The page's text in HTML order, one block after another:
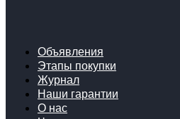
Объявления
Этапы покупки
Журнал
Наши гарантии
О нас